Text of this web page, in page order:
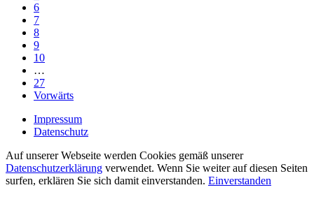
6
7
8
9
10
…
27
Vorwärts
Impressum
Datenschutz
Auf unserer Webseite werden Cookies gemäß unserer
Datenschutzerklärung verwendet. Wenn Sie weiter auf diesen Seiten
surfen, erklären Sie sich damit einverstanden. Einverstanden